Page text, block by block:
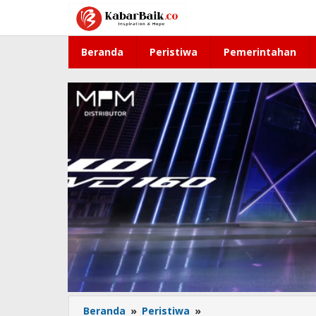
konten
Beranda Peristiwa Pemerintahan
Beranda » Peristiwa »